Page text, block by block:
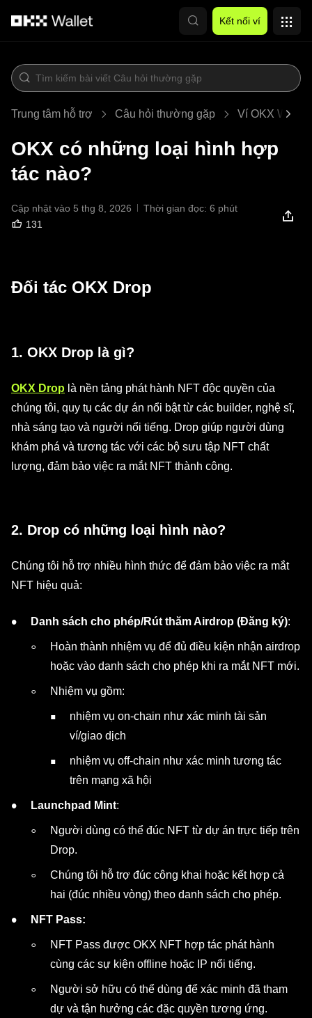
Kết nối ví
Trung tâm hỗ trợ Câu hỏi thường gặp Ví OKX Web3
OKX có những loại hình hợp
tác nào?
Cập nhật vào 5 thg 8, 2026
Thời gian đọc: 6 phút
131
Đối tác OKX Drop
1. OKX Drop là gì?
OKX Drop là nền tảng phát hành NFT độc quyền của
chúng tôi, quy tụ các dự án nổi bật từ các builder, nghệ sĩ,
nhà sáng tạo và người nổi tiếng. Drop giúp người dùng
khám phá và tương tác với các bộ sưu tập NFT chất
lượng, đảm bảo việc ra mắt NFT thành công.
2. Drop có những loại hình nào?
Chúng tôi hỗ trợ nhiều hình thức để đảm bảo việc ra mắt
NFT hiệu quả:
Danh sách cho phép/Rút thăm Airdrop (Đăng ký):
Hoàn thành nhiệm vụ để đủ điều kiện nhận airdrop
hoặc vào danh sách cho phép khi ra mắt NFT mới.
Nhiệm vụ gồm:
nhiệm vụ on-chain như xác minh tài sản
ví/giao dịch
nhiệm vụ off-chain như xác minh tương tác
trên mạng xã hội
Launchpad Mint:
Người dùng có thể đúc NFT từ dự án trực tiếp trên
Drop.
Chúng tôi hỗ trợ đúc công khai hoặc kết hợp cả
hai (đúc nhiều vòng) theo danh sách cho phép.
NFT Pass:
NFT Pass được OKX NFT hợp tác phát hành
cùng các sự kiện offline hoặc IP nổi tiếng.
Người sở hữu có thể dùng để xác minh đã tham
dự và tận hưởng các đặc quyền tương ứng.